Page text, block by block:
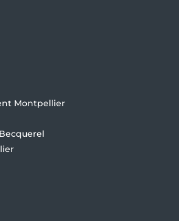
Montpellier